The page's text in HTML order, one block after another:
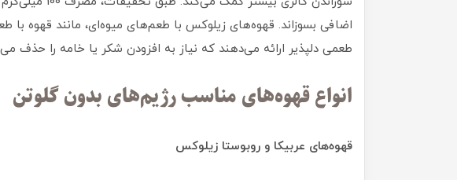
اضافی بسوزاند. قهوه‌های زیلوکس با طعم‌های میوه‌ای، مانند قهوه با
طعمی دلپذیر ارائه می‌دهند که نیاز به افزودن شکر یا خامه را حذف
انواع قهوه‌های مناسب رژیم‌های بدون گلوتن
قهوه‌های عربیکا و روبوستا زیلوکس